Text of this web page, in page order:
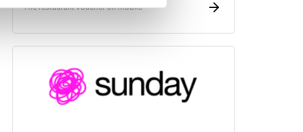
The restaurant voucher on mobile